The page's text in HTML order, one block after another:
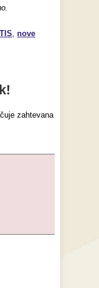
, nove
zahtevana